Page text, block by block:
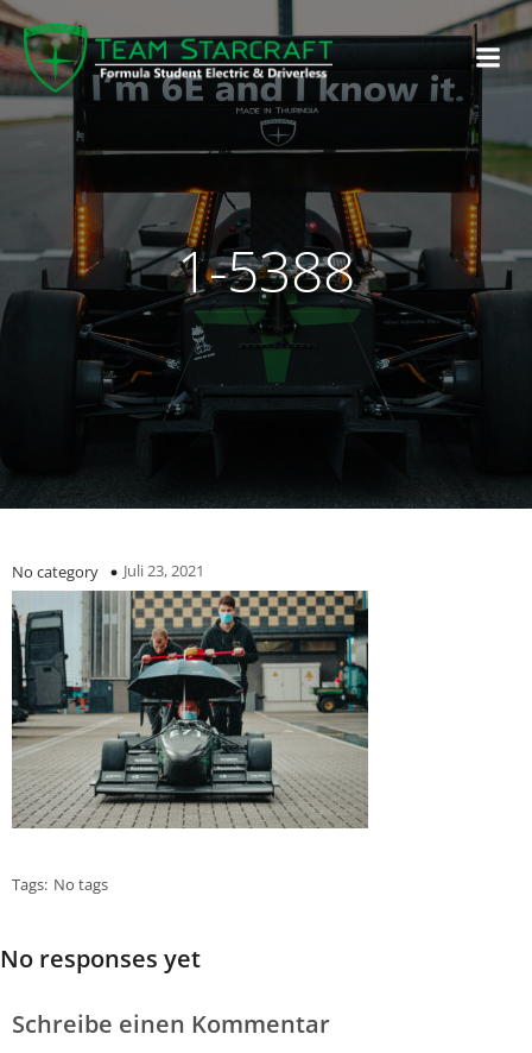
1-5388
No category Juli 23, 2021
Tags: No tags
No responses yet
Schreibe einen Kommentar